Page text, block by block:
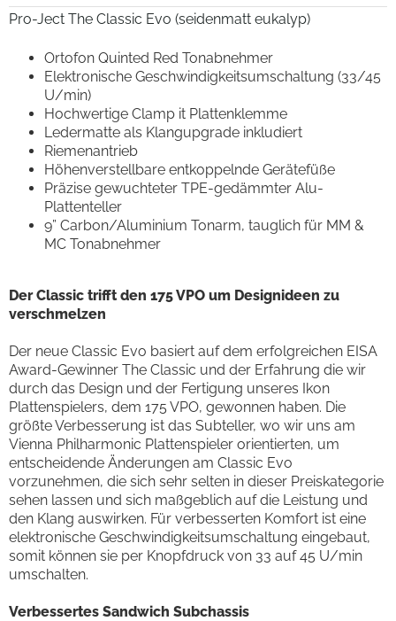
Pro-Ject The Classic Evo (seidenmatt eukalyp)
Ortofon Quinted Red Tonabnehmer
Elektronische Geschwindigkeitsumschaltung (33/45
U/min)
Hochwertige Clamp it Plattenklemme
Ledermatte als Klangupgrade inkludiert
Riemenantrieb
Höhenverstellbare entkoppelnde Gerätefüße
Präzise gewuchteter TPE-gedämmter Alu-
Plattenteller
9” Carbon/Aluminium Tonarm, tauglich für MM &
MC Tonabnehmer
Der Classic trifft den 175 VPO um Designideen zu
verschmelzen
Der neue Classic Evo basiert auf dem erfolgreichen EISA
Award-Gewinner The Classic und der Erfahrung die wir
durch das Design und der Fertigung unseres Ikon
Plattenspielers, dem 175 VPO, gewonnen haben. Die
größte Verbesserung ist das Subteller, wo wir uns am
Vienna Philharmonic Plattenspieler orientierten, um
entscheidende Änderungen am Classic Evo
vorzunehmen, die sich sehr selten in dieser Preiskategorie
sehen lassen und sich maßgeblich auf die Leistung und
den Klang auswirken. Für verbesserten Komfort ist eine
elektronische Geschwindigkeitsumschaltung eingebaut,
somit können sie per Knopfdruck von 33 auf 45 U/min
umschalten.
Verbessertes Sandwich Subchassis